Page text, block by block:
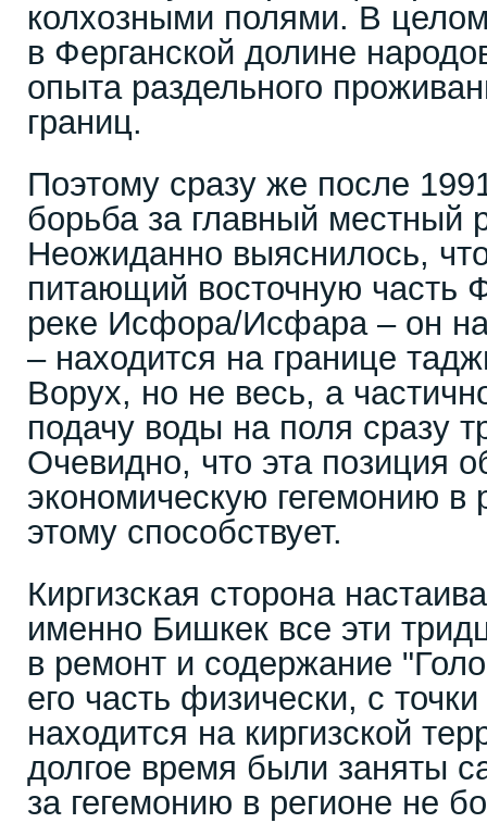
колхозными полями. В
в Ферганской долине
опыта раздельного
границ.
Поэтому сразу же после
борьба за главный местный
Неожиданно выяснилось,
питающий восточную часть
реке Исфора/Исфара – он
– находится на границе
Ворух, но не весь, а
подачу воды на поля сразу
Очевидно, что эта позиция
экономическую гегемонию в
этому способствует.
Киргизская сторона
именно Бишкек все эти
в ремонт и содержание
его часть физически, с
находится на киргизской
долгое время были заняты
за гегемонию в регионе не